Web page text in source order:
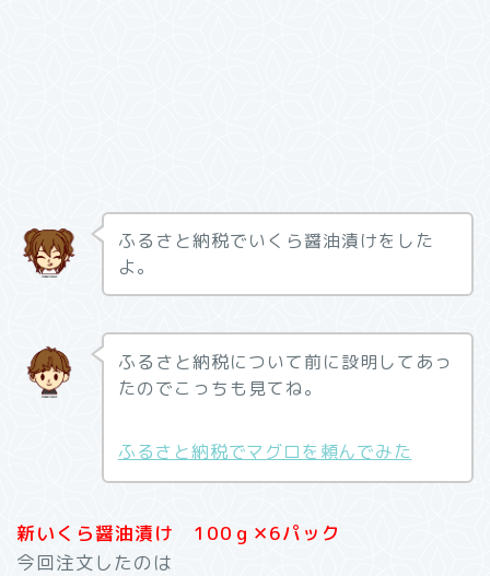
ふるさと納税でいくら醤油漬けをした
よ。
ふるさと納税について前に設明してあっ
たのでこっちも見てね。
ふるさと納税でマグロを頼んでみた
新いくら醤油漬け 100ｇ✕6パック
今回注文したのは